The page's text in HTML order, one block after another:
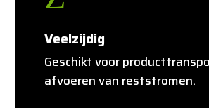
Veelzijdig
Geschikt voor
afvoeren van reststromen.